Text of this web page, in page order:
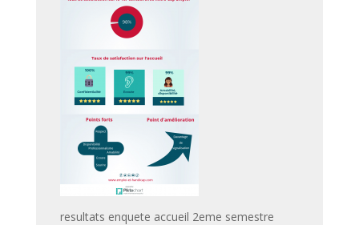
resultats enquete accueil 2eme semestre